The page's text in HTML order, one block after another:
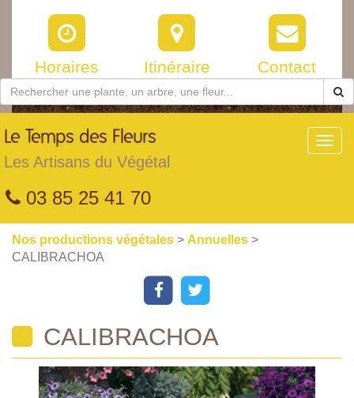
Horaires Itinéraire Contact
Le Temps des Fleurs
Les Artisans du Végétal
03 85 25 41 70
Nos productions végétales > Annuelles >
CALIBRACHOA
CALIBRACHOA